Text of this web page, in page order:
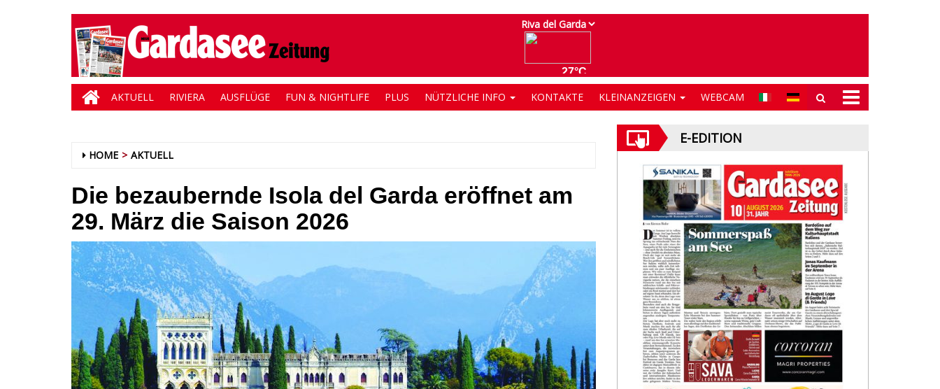
AKTUELL RIVIERA AUSFLÜGE FUN & NIGHTLIFE PLUS NÜTZLICHE INFO KONTAKTE KLEINANZEIGEN WEBCAM
HOME AKTUELL
Die bezaubernde Isola del Garda eröffnet am
29. März die Saison 2026
E-EDITION